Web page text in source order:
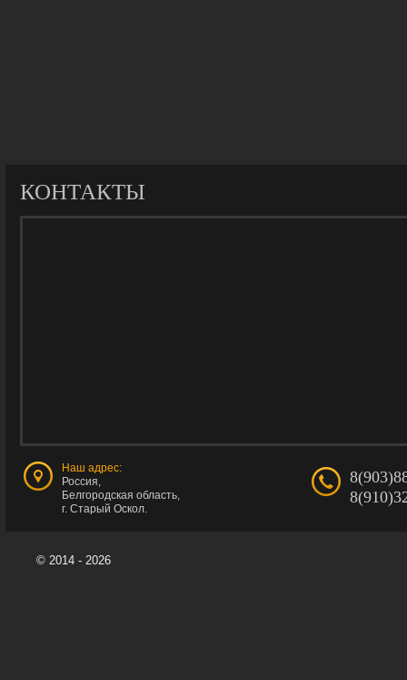
КОНТАКТЫ
Наш адрес:
Россия,
Белгородская область,
г. Старый Оскол.
© 2014 - 2026